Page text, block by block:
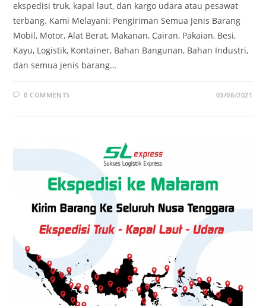
ekspedisi truk, kapal laut, dan kargo udara atau pesawat
terbang. Kami Melayani: Pengiriman Semua Jenis Barang
Mobil, Motor, Alat Berat, Makanan, Cairan, Pakaian, Besi,
Kayu, Logistik, Kontainer, Bahan Bangunan, Bahan Industri,
dan semua jenis barang…
0 COMMENTS 03/08/2021